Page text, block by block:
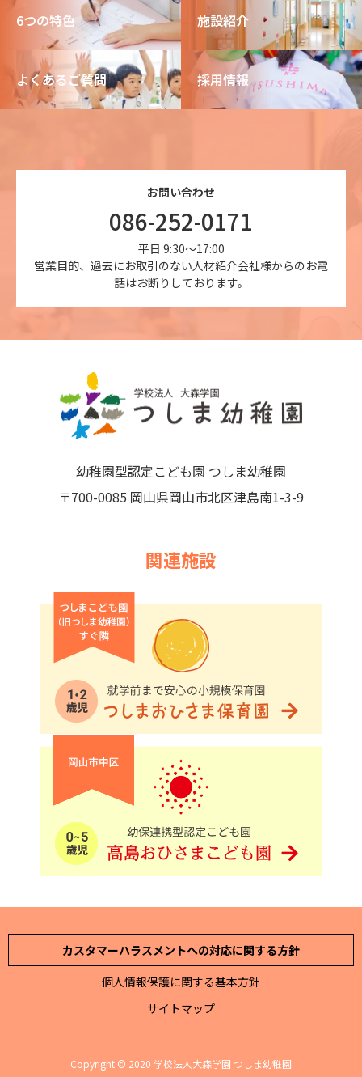
6つの特色 施設紹介
よくあるご質問 採用情報
お問い合わせ
086-252-0171
平日 9:30～17:00
営業目的、過去にお取引のない人材紹介会社様からのお電
話はお断りしております。
幼稚園型認定こども園 つしま幼稚園
〒700-0085 岡山県岡山市北区津島南1-3-9
関連施設
カスタマーハラスメントへの対応に関する方針
個人情報保護に関する基本方針
サイトマップ
Copyright © 2020 学校法人大森学園 つしま幼稚園
在園児の保護者様へ